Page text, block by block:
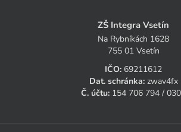
ZŠ Integra Vsetín
Na Rybníkách 1628
755 01 Vsetín
IČO: 69211612
Dat. schránka: zwav4fx
Č. účtu: 154 706 794 /